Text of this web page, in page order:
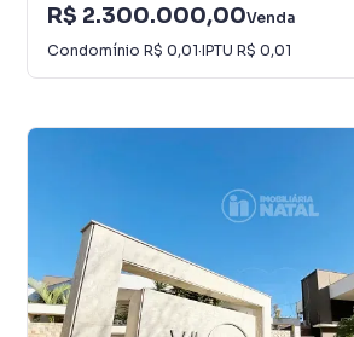
R$ 2.300.000,00Venda
Condomínio R$ 0,01·IPTU R$ 0,01